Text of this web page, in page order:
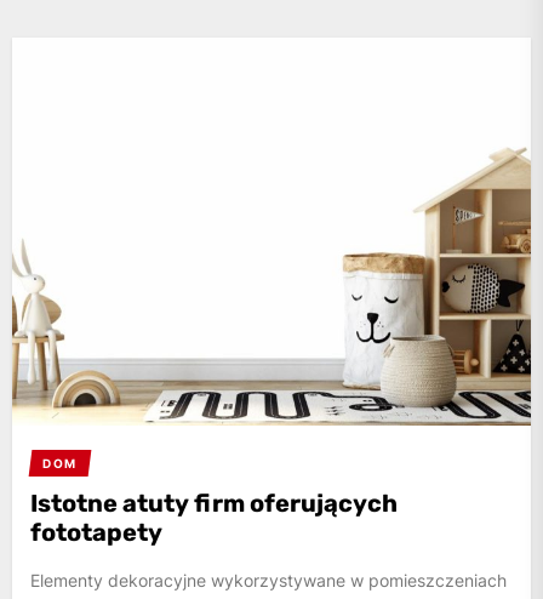
DOM
Istotne atuty firm oferujących
fototapety
Elementy dekoracyjne wykorzystywane w pomieszczeniach